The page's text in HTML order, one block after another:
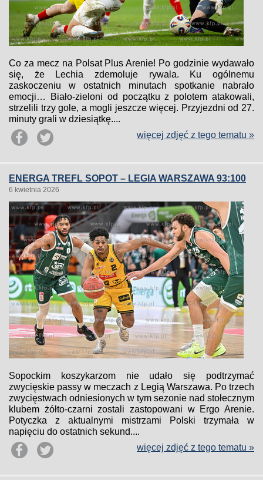
Co za mecz na Polsat Plus Arenie! Po godzinie wydawało
się, że Lechia zdemoluje rywala. Ku ogólnemu
zaskoczeniu w ostatnich minutach spotkanie nabrało
emocji… Biało-zieloni od początku z polotem atakowali,
strzelili trzy gole, a mogli jeszcze więcej. Przyjezdni od 27.
minuty grali w dziesiątkę....
więcej zdjęć z tego tematu »
ENERGA TREFL SOPOT – LEGIA WARSZAWA 93:100
6 kwietnia 2026
Sopockim koszykarzom nie udało się podtrzymać
zwycięskie passy w meczach z Legią Warszawa. Po trzech
zwycięstwach odniesionych w tym sezonie nad stołecznym
klubem żółto-czarni zostali zastopowani w Ergo Arenie.
Potyczka z aktualnymi mistrzami Polski trzymała w
napięciu do ostatnich sekund....
więcej zdjęć z tego tematu »